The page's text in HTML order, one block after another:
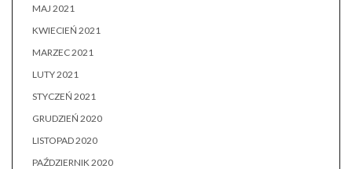
MAJ 2021
KWIECIEŃ 2021
MARZEC 2021
LUTY 2021
STYCZEŃ 2021
GRUDZIEŃ 2020
LISTOPAD 2020
PAŹDZIERNIK 2020